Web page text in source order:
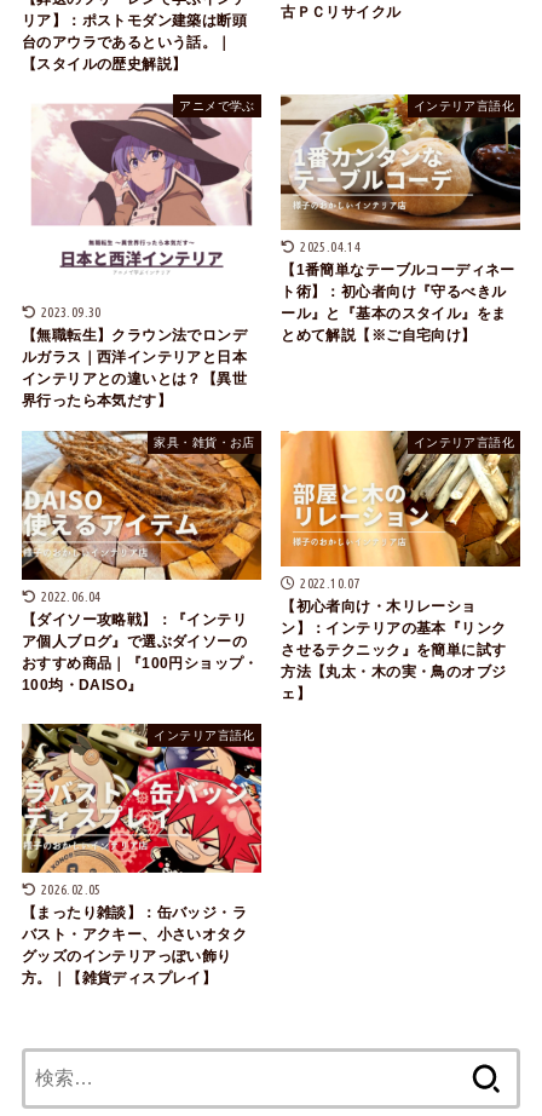
リア】：ポストモダン建築は断頭
台のアウラであるという話。｜
【スタイルの歴史解説】
古ＰＣリサイクル
アニメで学ぶ
2023.09.30
【無職転生】クラウン法でロンデ
ルガラス｜西洋インテリアと日本
インテリアとの違いとは？【異世
界行ったら本気だす】
インテリア言語化
2025.04.14
【1番簡単なテーブルコーディネー
ト術】：初心者向け『守るべきル
ール』と『基本のスタイル』をま
とめて解説【※ご自宅向け】
家具・雑貨・お店
2022.06.04
【ダイソー攻略戦】：『インテリ
ア個人ブログ』で選ぶダイソーの
おすすめ商品｜『100円ショップ・
100均・DAISO』
インテリア言語化
2022.10.07
【初心者向け・木リレーショ
ン】：インテリアの基本『リンク
させるテクニック』を簡単に試す
方法【丸太・木の実・鳥のオブジ
ェ】
インテリア言語化
2026.02.05
【まったり雑談】：缶バッジ・ラ
バスト・アクキー、小さいオタク
グッズのインテリアっぽい飾り
方。｜【雑貨ディスプレイ】
索: